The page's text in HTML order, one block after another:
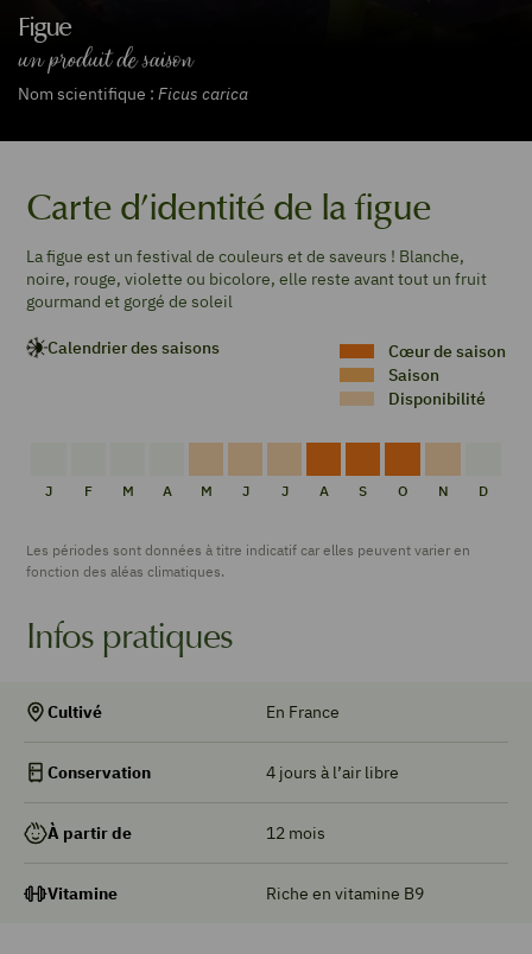
Figue
un produit de saison
Nom scientifique : Ficus carica
Carte d’identité de la figue
La figue est un festival de couleurs et de saveurs ! Blanche,
noire, rouge, violette ou bicolore, elle reste avant tout un fruit
gourmand et gorgé de soleil
Calendrier des saisons
Cœur de saison
Saison
Disponibilité
DE
DE
DE
DE
DE
DE
DE
DE
J F M A M J J A S O N D
Les périodes sont données à titre indicatif car elles peuvent varier en
fonction des aléas climatiques.
Infos pratiques
Cultivé En France
Conservation 4 jours à l’air libre
À partir de 12 mois
Vitamine Riche en vitamine B9